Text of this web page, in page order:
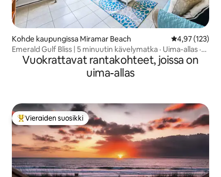
Kohde kaupungissa Miramar Beach
4,97 (123)
Emerald Gulf Bliss | 5 minuutin kävelymatka · Uima-allas ·
Pihapiiri · Lemmikit
Vuokrattavat rantakohteet, joissa on
uima-allas
Vieraiden suosikkien parhaimmistoa
Vieraiden suosikki